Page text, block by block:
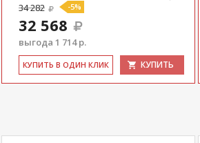
34 282 -5%
32 568
выгода 1 714 р.
КУ­ПИТЬ В ОДИН КЛИК КУПИТЬ